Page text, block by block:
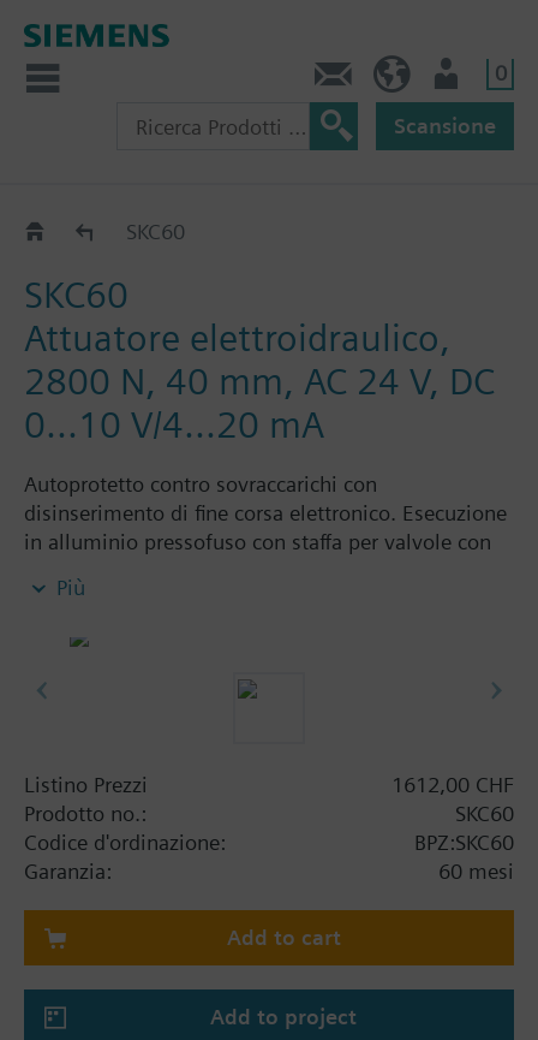
0
Scansione
SKC60/SKC62..
SKC60
SKC60
Attuatore elettroidraulico,
2800 N, 40 mm, AC 24 V, DC
0...10 V/4...20 mA
Autoprotetto contro sovraccarichi con
disinserimento di fine corsa elettronico. Esecuzione
in alluminio pressofuso con staffa per valvole con
contatto aux.. Con comando manuale.
Informazioni aggiuntive
SKC..U, SKC..UA sono omologati UL. MK..6.. Sono
Più
Listino Prezzi
1612,00 CHF
Prodotto no.:
SKC60
Codice d'ordinazione:
BPZ:SKC60
Garanzia:
60 mesi
Add to cart
Add to project